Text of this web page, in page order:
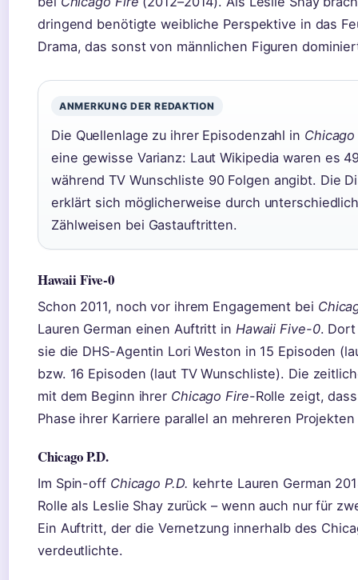
dringend benötigte weibliche Perspektive in das
Drama, das sonst von männlichen Figuren
ANMERKUNG DER REDAKTION
Die Quellenlage zu ihrer Episodenzahl in
eine gewisse Varianz: Laut Wikipedia waren es
während TV Wunschliste 90 Folgen angibt. Die
erklärt sich möglicherweise durch
Zählweisen bei Gastauftritten.
Hawaii Five-0
Schon 2011, noch vor ihrem Engagement bei
Lauren German einen Auftritt in Hawaii Five-0.
sie die DHS-Agentin Lori Weston in 15 Episoden
bzw. 16 Episoden (laut TV Wunschliste). Die
mit dem Beginn ihrer Chicago Fire-Rolle zeigt,
Phase ihrer Karriere parallel an mehreren
Chicago P.D.
Im Spin-off Chicago P.D. kehrte Lauren German
Rolle als Leslie Shay zurück – wenn auch nur für
Ein Auftritt, der die Vernetzung innerhalb des
verdeutlichte.